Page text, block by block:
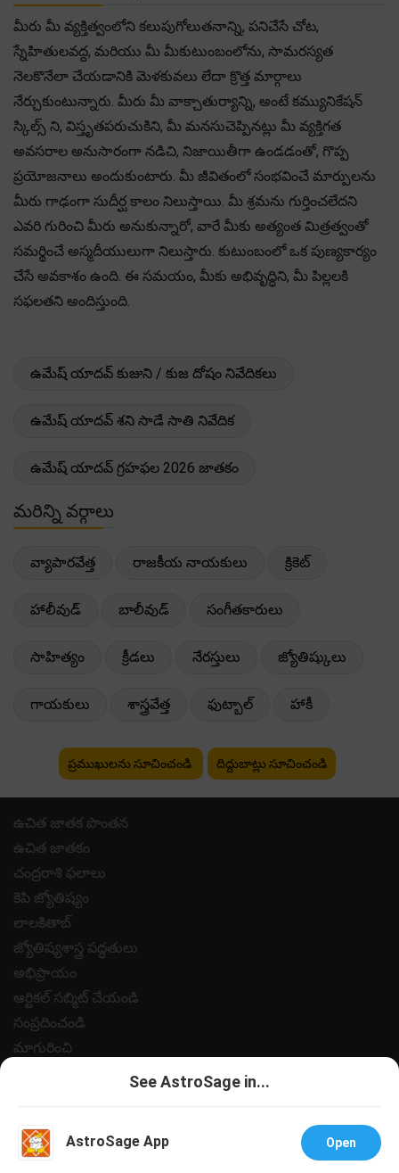
మీరు మీ వ్యక్తిత్వంలోని కలుపుగోలుతనాన్ని, పనిచేసే చోట,
స్నేహితులవద్ద, మరియు మీ మీకుటుంబంలోను, సామరస్యత
నెలకొనేలా చేయడానికి మెళకువలు లేదా క్రొత్త మార్గాలు
నేర్చుకుంటున్నారు. మీరు మీ వాక్చాతుర్యాన్ని, అంటే కమ్యునికేషన్
స్కిల్స్ ని, విస్తృతపరుచుకిని, మీ మనసుచెప్పినట్లు మీ వ్యక్తిగత
అవసరాల అనుసారంగా నడిచి, నిజాయితీగా ఉండడంతో, గొప్ప
ప్రయోజనాలు అందుకుంటారు. మీ జీవితంలో సంభవించే మార్పులను
మీరు గాఢంగా సుదీర్ఘ కాలం నిలుస్తాయి. మీ శ్రమను గుర్తించలేదని
ఎవరి గురించి మీరు అనుకున్నారో, వారే మీకు అత్యంత మిత్రత్వంతో
సమర్థించే అస్మదీయులుగా నిలుస్తారు. కుటుంబంలో ఒక పుణ్యకార్యం
చేసే అవకాశం ఉంది. ఈ సమయం, మీకు అభివృద్ధిని, మీ పిల్లలకి
సఫలతని అందిస్తుంది.
ఉమేష్ యాదవ్ కుజుని / కుజ దోషం నివేదికలు
ఉమేష్ యాదవ్ శని సాడే సాతి నివేదిక
ఉమేష్ యాదవ్ గ్రహఫల 2026 జాతకం
మరిన్ని వర్గాలు
వ్యాపారవేత్త రాజకీయ నాయకులు క్రికెట్
హాలీవుడ్ బాలీవుడ్ సంగీతకారులు
సాహిత్యం క్రీడలు నేరస్తులు జ్యోతిష్కులు
గాయకులు శాస్త్రవేత్త ఫుట్బాల్ హాకీ
ప్రముఖులను సూచించండి దిద్దుబాట్లు సూచించండి
ఉచిత జాతక పొంతన
ఉచిత జాతకం
చంద్రరాశి ఫలాలు
కెపి జ్యోతిష్యం
లాలకితాబ్
జ్యోతిష్యశాస్త్ర పద్ధతులు
అభిప్రాయం
ఆర్టికల్ సబ్మిట్ చేయండి
సంప్రదించండి
మాగురించి
సహాయం
See AstroSage in...
AstroSage App Open